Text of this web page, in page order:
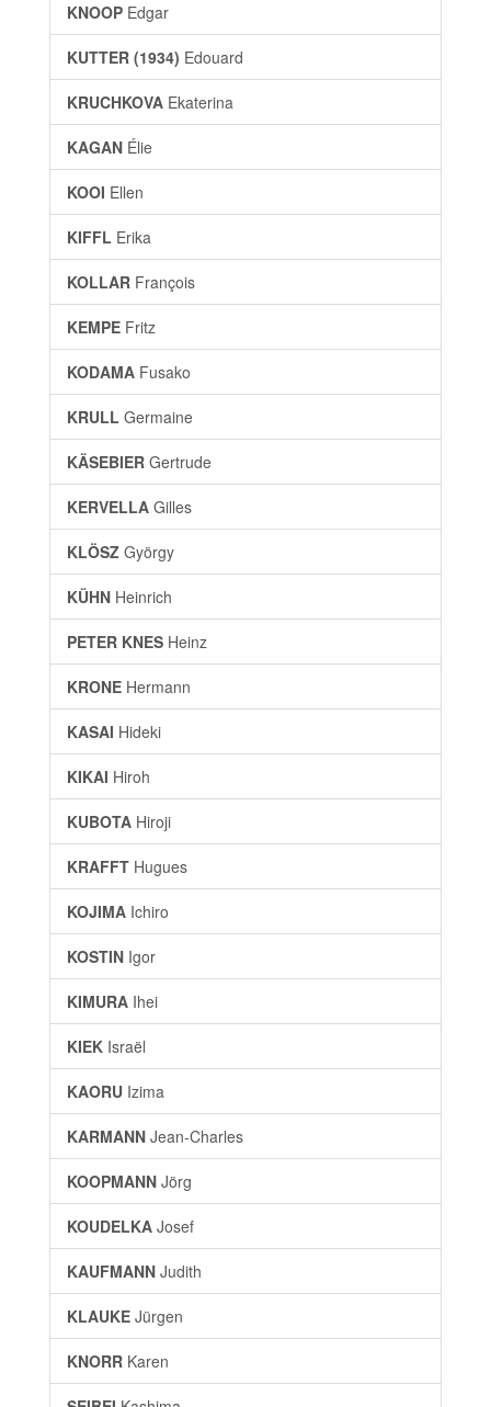
KNOOP Edgar
KUTTER (1934) Edouard
KRUCHKOVA Ekaterina
KAGAN Élie
KOOI Ellen
KIFFL Erika
KOLLAR François
KEMPE Fritz
KODAMA Fusako
KRULL Germaine
KÄSEBIER Gertrude
KERVELLA Gilles
KLÖSZ György
KÜHN Heinrich
PETER KNES Heinz
KRONE Hermann
KASAI Hideki
KIKAI Hiroh
KUBOTA Hiroji
KRAFFT Hugues
KOJIMA Ichiro
KOSTIN Igor
KIMURA Ihei
KIEK Israël
KAORU Izima
KARMANN Jean-Charles
KOOPMANN Jörg
KOUDELKA Josef
KAUFMANN Judith
KLAUKE Jürgen
KNORR Karen